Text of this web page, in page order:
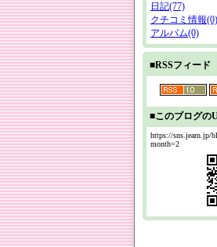
日記(77)
クチコミ情報(0)
アルバム(0)
■RSSフィード
■このブログの
https://sns.jearn.jp/
month=2